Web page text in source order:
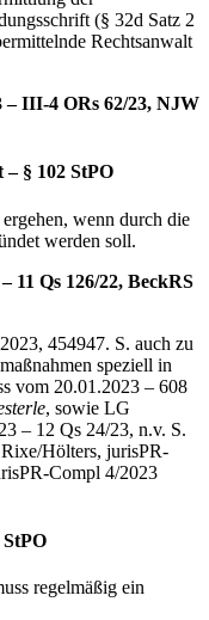
(§ 32d Satz 2
Rechtsanwalt
– III-4 ORs 62/23, NJW
§ 102 StPO
wenn durch die
werden soll.
11 Qs 126/22, BeckRS
454947. S. auch zu
speziell in
vom 20.01.2023 – 608
, sowie LG
– 12 Qs 24/23, n.v. S.
Hölters, jurisPR-
Compl 4/2023
regelmäßig ein